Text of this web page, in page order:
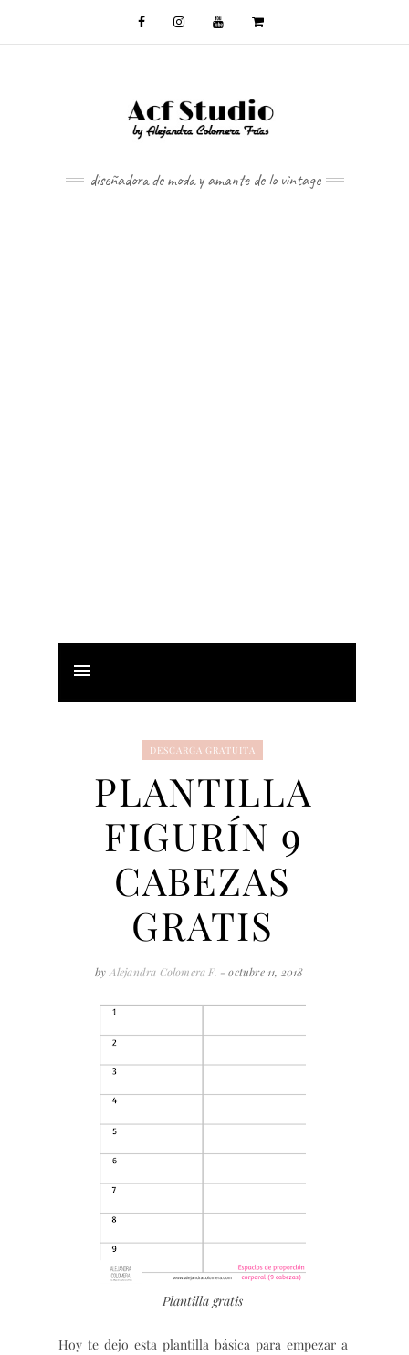
diseñadora de moda y amante de lo vintage
DESCARGA GRATUITA
PLANTILLA
FIGURÍN 9
CABEZAS
GRATIS
by Alejandra Colomera F. - octubre 11, 2018
Plantilla gratis
Hoy te dejo esta plantilla básica para empezar a